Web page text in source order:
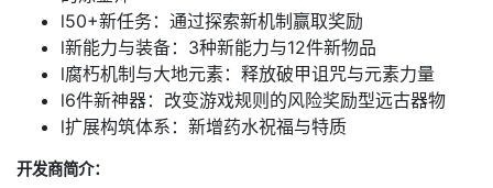
l50+新任务：通过探索新机制赢取奖励
l新能力与装备：3种新能力与12件新物品
l腐朽机制与大地元素：释放破甲诅咒与元素力量
l6件新神器：改变游戏规则的风险奖励型远古器物
l扩展构筑体系：新增药水祝福与特质
开发商简介：